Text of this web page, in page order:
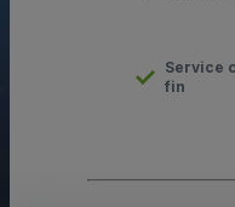
Service
fin